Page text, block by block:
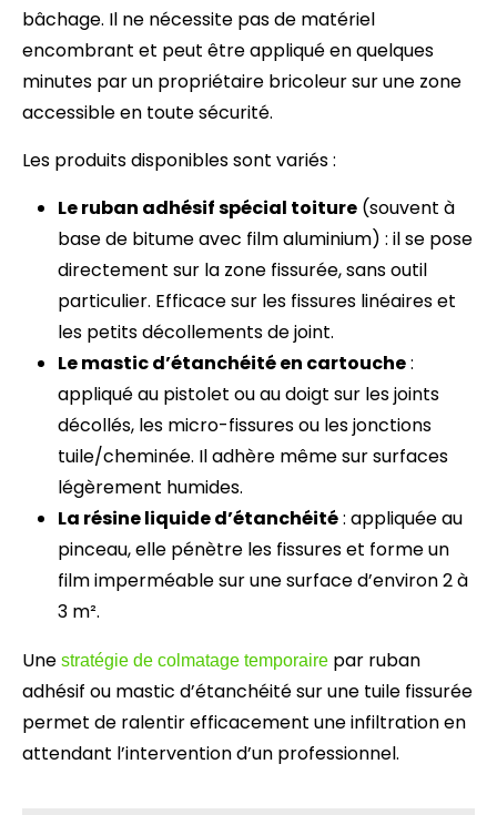
bâchage. Il ne nécessite pas de matériel
encombrant et peut être appliqué en quelques
minutes par un propriétaire bricoleur sur une zone
accessible en toute sécurité.
Les produits disponibles sont variés :
Le ruban adhésif spécial toiture (souvent à
base de bitume avec film aluminium) : il se pose
directement sur la zone fissurée, sans outil
particulier. Efficace sur les fissures linéaires et
les petits décollements de joint.
Le mastic d’étanchéité en cartouche:
appliqué au pistolet ou au doigt sur les joints
décollés, les micro-fissures ou les jonctions
tuile/cheminée. Il adhère même sur surfaces
légèrement humides.
La résine liquide d’étanchéité: appliquée au
pinceau, elle pénètre les fissures et forme un
film imperméable sur une surface d’environ 2 à
3 m².
Une stratégie de colmatage temporaire par ruban
adhésif ou mastic d’étanchéité sur une tuile fissurée
permet de ralentir efficacement une infiltration en
attendant l’intervention d’un professionnel.